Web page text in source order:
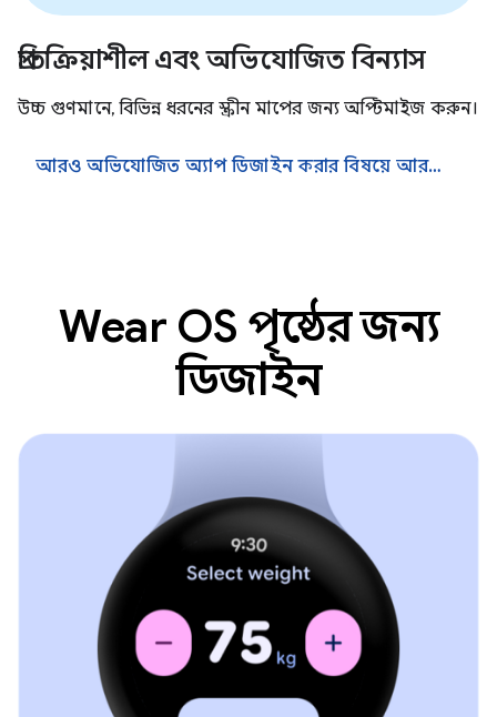
প্রতিক্রিয়াশীল এবং অভিযোজিত বিন্যাস
উচ্চ গুণমানে, বিভিন্ন ধরনের স্ক্রীন মাপের জন্য অপ্টিমাইজ করুন।
আরও অভিযোজিত অ্যাপ ডিজাইন করার বিষয়ে আরও জানুন
Wear OS পৃষ্ঠের জন্য
ডিজাইন